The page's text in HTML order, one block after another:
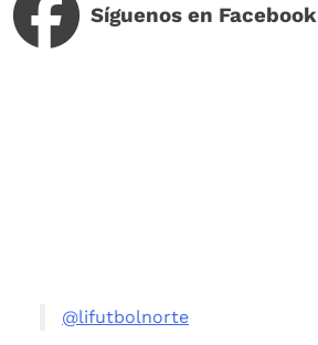
Síguenos en Facebook
@lifutbolnorte